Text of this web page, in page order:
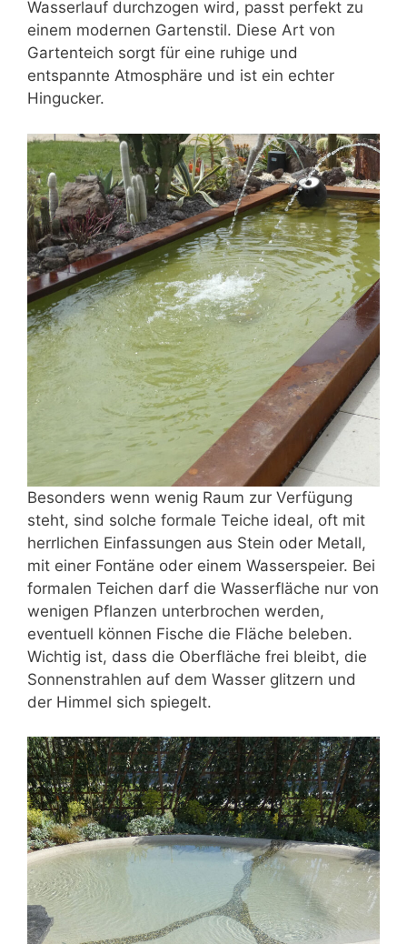
Wasserlauf durchzogen wird, passt perfekt zu
einem modernen Gartenstil. Diese Art von
Gartenteich sorgt für eine ruhige und
entspannte Atmosphäre und ist ein echter
Hingucker.
Besonders wenn wenig Raum zur Verfügung
steht, sind solche formale Teiche ideal, oft mit
herrlichen Einfassungen aus Stein oder Metall,
mit einer Fontäne oder einem Wasserspeier. Bei
formalen Teichen darf die Wasserfläche nur von
wenigen Pflanzen unterbrochen werden,
eventuell können Fische die Fläche beleben.
Wichtig ist, dass die Oberfläche frei bleibt, die
Sonnenstrahlen auf dem Wasser glitzern und
der Himmel sich spiegelt.